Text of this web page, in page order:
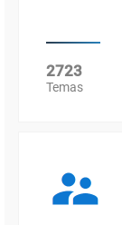
2723
Temas